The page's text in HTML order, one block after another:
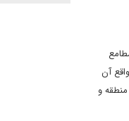
آن
و